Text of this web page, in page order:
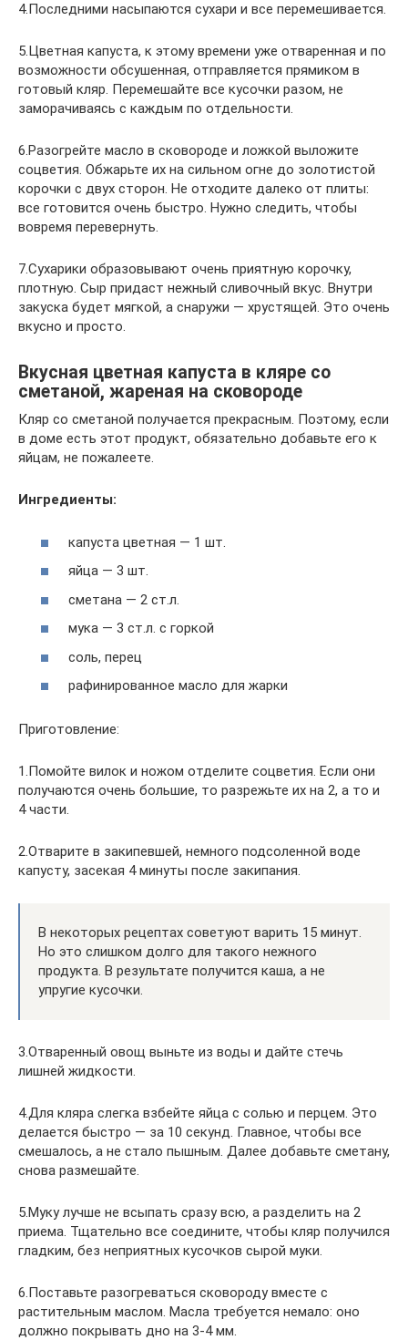
4.Последними насыпаются сухари и все перемешивается.
5.Цветная капуста, к этому времени уже отваренная и по
возможности обсушенная, отправляется прямиком в
готовый кляр. Перемешайте все кусочки разом, не
заморачиваясь с каждым по отдельности.
6.Разогрейте масло в сковороде и ложкой выложите
соцветия. Обжарьте их на сильном огне до золотистой
корочки с двух сторон. Не отходите далеко от плиты:
все готовится очень быстро. Нужно следить, чтобы
вовремя перевернуть.
7.Сухарики образовывают очень приятную корочку,
плотную. Сыр придаст нежный сливочный вкус. Внутри
закуска будет мягкой, а снаружи — хрустящей. Это очень
вкусно и просто.
Вкусная цветная капуста в кляре со
сметаной, жареная на сковороде
Кляр со сметаной получается прекрасным. Поэтому, если
в доме есть этот продукт, обязательно добавьте его к
яйцам, не пожалеете.
Ингредиенты:
капуста цветная — 1 шт.
яйца — 3 шт.
сметана — 2 ст.л.
мука — 3 ст.л. с горкой
соль, перец
рафинированное масло для жарки
Приготовление:
1.Помойте вилок и ножом отделите соцветия. Если они
получаются очень большие, то разрежьте их на 2, а то и
4 части.
2.Отварите в закипевшей, немного подсоленной воде
капусту, засекая 4 минуты после закипания.
В некоторых рецептах советуют варить 15 минут.
Но это слишком долго для такого нежного
продукта. В результате получится каша, а не
упругие кусочки.
3.Отваренный овощ выньте из воды и дайте стечь
лишней жидкости.
4.Для кляра слегка взбейте яйца с солью и перцем. Это
делается быстро — за 10 секунд. Главное, чтобы все
смешалось, а не стало пышным. Далее добавьте сметану,
снова размешайте.
5.Муку лучше не всыпать сразу всю, а разделить на 2
приема. Тщательно все соедините, чтобы кляр получился
гладким, без неприятных кусочков сырой муки.
6.Поставьте разогреваться сковороду вместе с
растительным маслом. Масла требуется немало: оно
должно покрывать дно на 3-4 мм.